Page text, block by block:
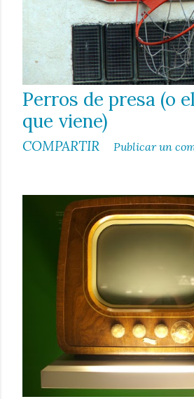
s
Perros de presa (o
que viene)
COMPARTIR Publicar un